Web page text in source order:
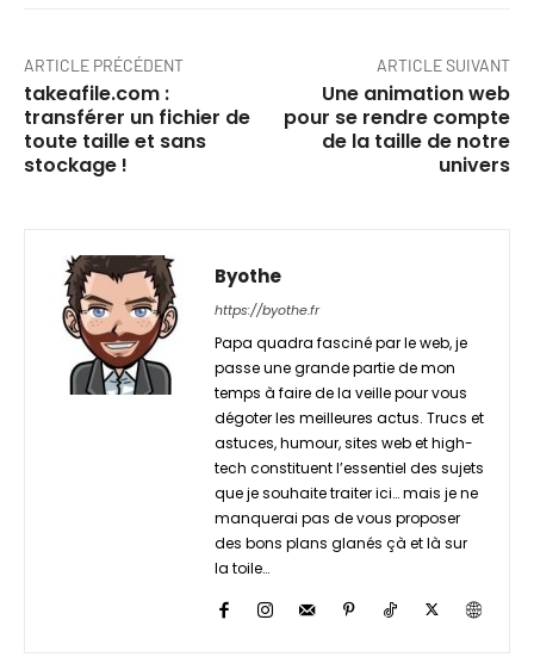
ARTICLE PRÉCÉDENT
takeafile.com :
transférer un fichier de
toute taille et sans
stockage !
ARTICLE SUIVANT
Une animation web
pour se rendre compte
de la taille de notre
univers
Byothe
https://byothe.fr
Papa quadra fasciné par le web, je
passe une grande partie de mon
temps à faire de la veille pour vous
dégoter les meilleures actus. Trucs et
astuces, humour, sites web et high-
tech constituent l’essentiel des sujets
que je souhaite traiter ici… mais je ne
manquerai pas de vous proposer
des bons plans glanés çà et là sur
la toile…